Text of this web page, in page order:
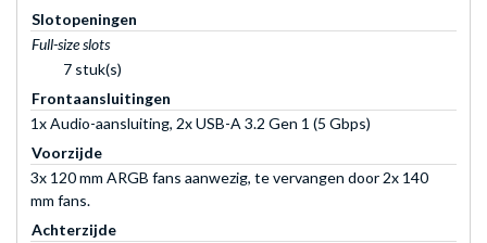
Slotopeningen
Full-size slots
7 stuk(s)
Frontaansluitingen
1x Audio-aansluiting, 2x USB-A 3.2 Gen 1 (5 Gbps)
Voorzijde
3x 120 mm ARGB fans aanwezig, te vervangen door 2x 140
mm fans.
Achterzijde